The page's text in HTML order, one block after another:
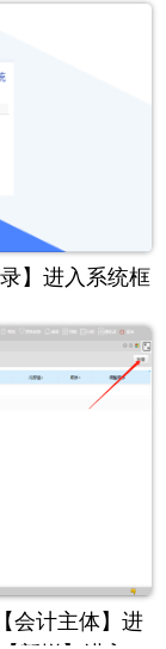
】进入系统框
会计主体】进